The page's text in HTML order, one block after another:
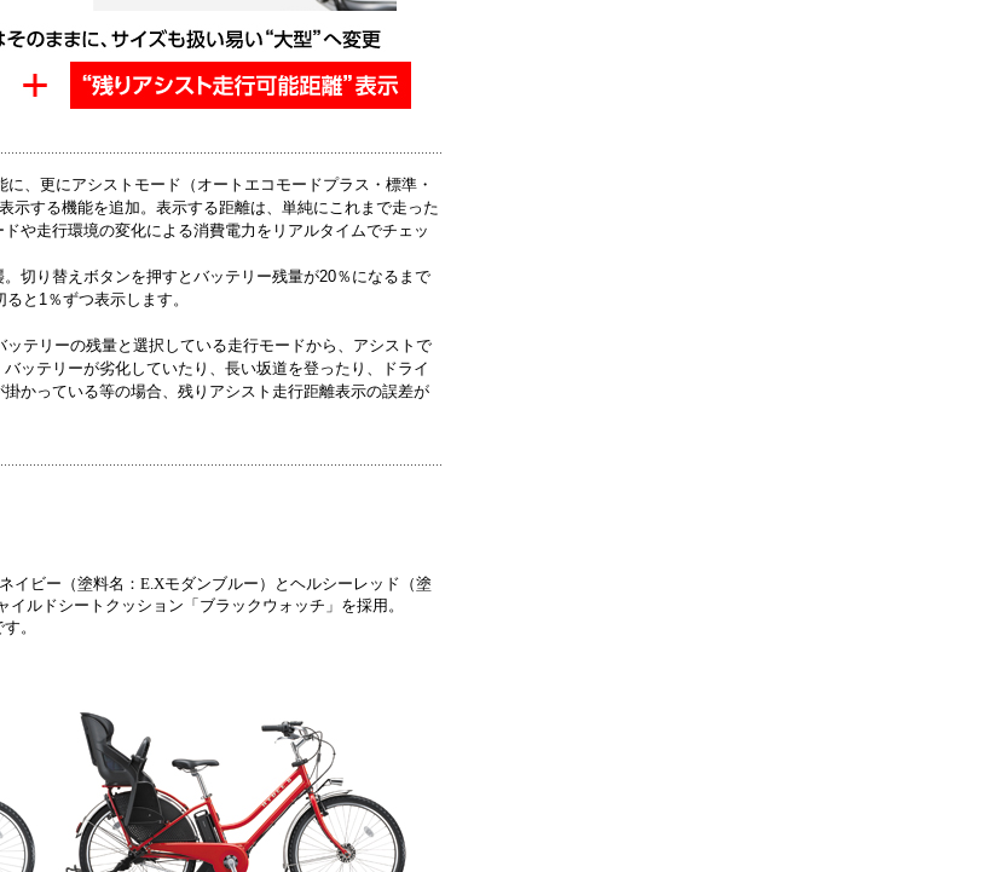
に、更にアシストモード（オートエコモードプラス・標準・
示する機能を追加。表示する距離は、単純にこれまで走った
や走行環境の変化による消費電力をリアルタイムでチェッ
切り替えボタンを押すとバッテリー残量が20％になるまで
と1％ずつ表示します。
テリーの残量と選択している走行モードから、アシストで
ッテリーが劣化していたり、長い坂道を登ったり、ドライ
かっている等の場合、残りアシスト走行距離表示の誤差が
イビー（塗料名：E.Xモダンブルー）とヘルシーレッド（塗
ルドシートクッション「ブラックウォッチ」を採用。
。